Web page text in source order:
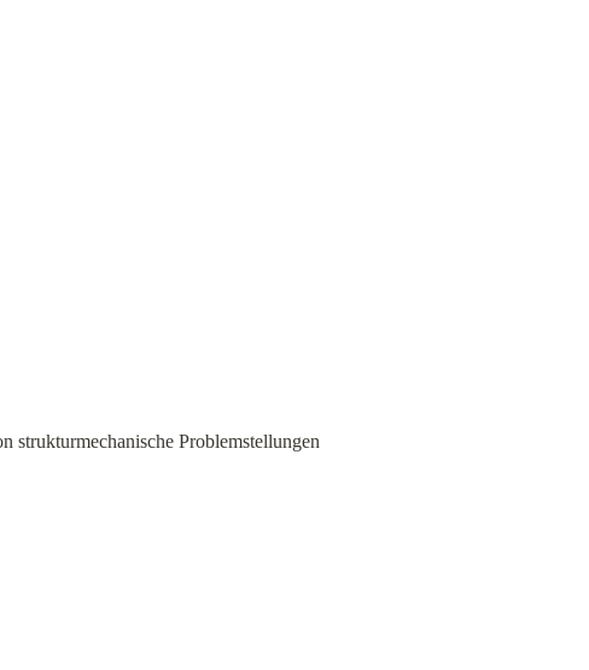
strukturmechanische Problemstellungen